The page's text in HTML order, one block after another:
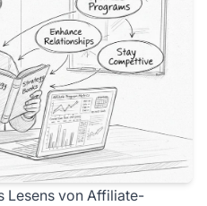
Lesens von Affiliate-